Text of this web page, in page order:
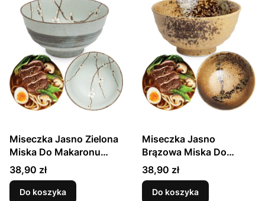
Miseczka Jasno Zielona
Miska Do Makaronu
Udon Hana Light Green
17cm EDO JAPAN
Cena
38,90 zł
Do koszyka
Miseczka Jasno
Brązowa Miska Do
Makaronu Zupy Udon
17cm PUROBU EDO
JAPAN
Cena
38,90 zł
Do koszyka